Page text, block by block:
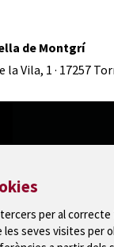
de Montgrí
la Vila, 1 · 17257
per al
les seves visites